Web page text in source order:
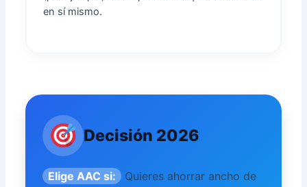
en sí mismo.
Decisión 2026
Elige AAC si: Quieres ahorrar ancho de